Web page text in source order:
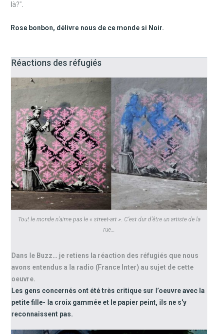
là?".
Rose bonbon, délivre nous de ce monde si Noir.
Réactions des réfugiés
Tout le monde n’aime pas le « street-art ». C’est dur d’être un artiste de la
rue…
Dans le Buzz… je retiens la réaction des réfugiés que nous
avons entendus a la radio (France Inter) au sujet de cette
oeuvre.
Les gens concernés ont été très critique sur l’oeuvre avec la
petite fille- la croix gammée et le papier peint, ils ne s'y
reconnaissent pas.